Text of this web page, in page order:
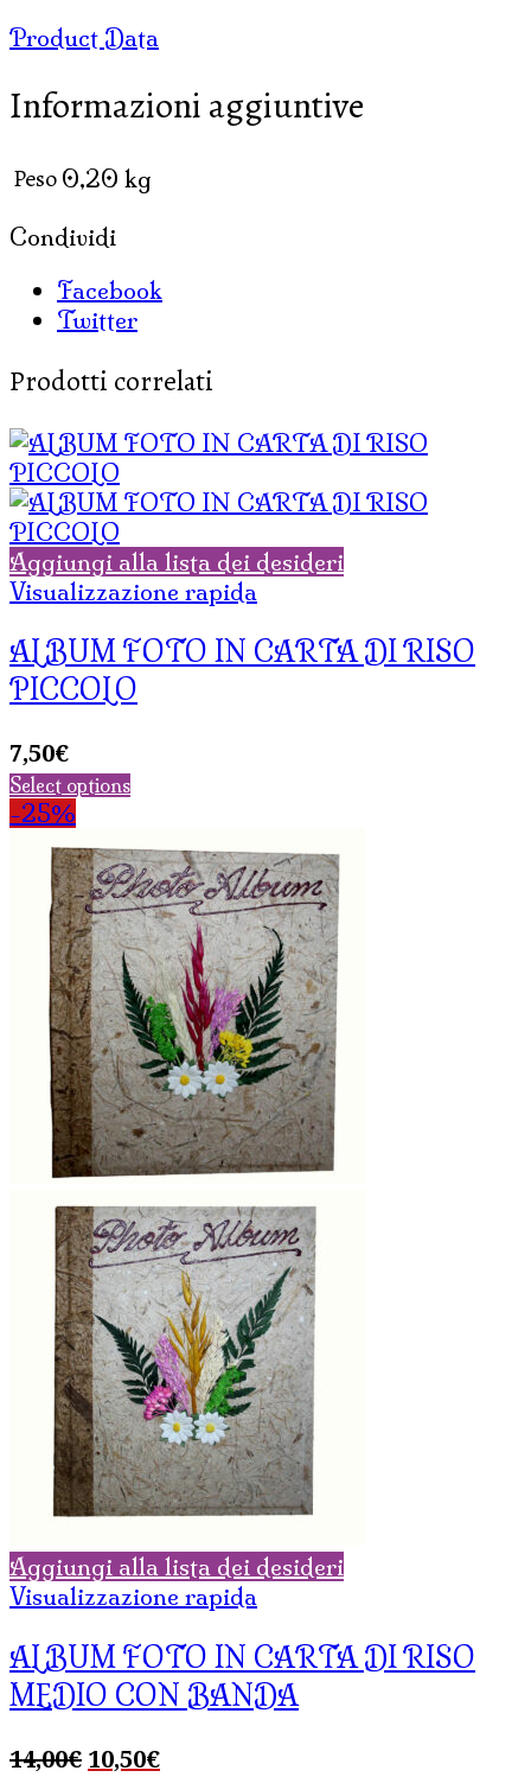
Product Data
Informazioni aggiuntive
Peso 0,20 kg
Condividi
Facebook
Twitter
Prodotti correlati
Aggiungi alla lista dei desideri
Visualizzazione rapida
ALBUM FOTO IN CARTA DI RISO
PICCOLO
7,50€
Select options
-25%
Aggiungi alla lista dei desideri
Visualizzazione rapida
ALBUM FOTO IN CARTA DI RISO
MEDIO CON BANDA
14,00€ Il
10,50€Il